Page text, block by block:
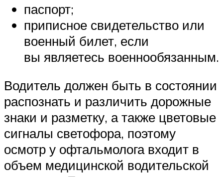
паспорт;
приписное свидетельство или
военный билет, если
вы являетесь военнообязанным.
Водитель должен быть в состоянии
распознать и различить дорожные
знаки и разметку, а также цветовые
сигналы светофора, поэтому
осмотр у офтальмолога входит в
объем медицинской водительской